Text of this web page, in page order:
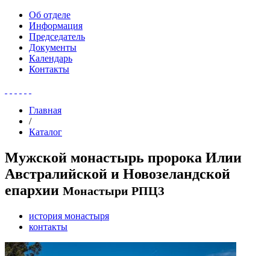
Об отделе
Информация
Председатель
Документы
Календарь
Контакты
Главная
/
Каталог
Мужской монастырь пророка Илии
Австралийской и Новозеландской
епархии Монастыри РПЦЗ
история монастыря
контакты